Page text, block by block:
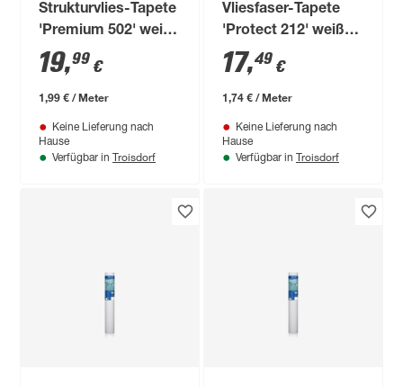
Strukturvlies-Tapete
'Premium 502' weiß
0,53 x 10,05 m
19,99 €
1,99 € / Meter
Keine Lieferung nach
Hause
Verfügbar in Troisdorf
Vliesfaser-Tapete
'Protect 212' weiß
0,53 x 10,05 m
17,49 €
1,74 € / Meter
Keine Lieferung nach
Hause
Verfügbar in Troisdorf